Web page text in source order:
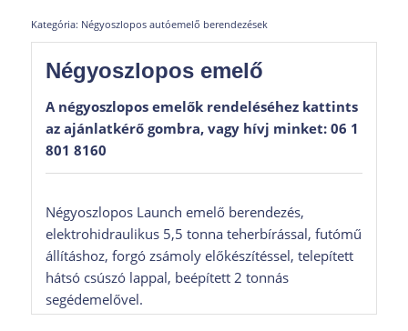
Kategória: Négyoszlopos autóemelő berendezések
Négyoszlopos emelő
A négyoszlopos emelők rendeléséhez kattints
az ajánlatkérő gombra, vagy hívj minket: 06 1
801 8160
Négyoszlopos Launch emelő berendezés,
elektrohidraulikus 5,5 tonna teherbírással, futómű
állításhoz, forgó zsámoly előkészítéssel, telepített
hátsó csúszó lappal, beépített 2 tonnás
segédemelővel.